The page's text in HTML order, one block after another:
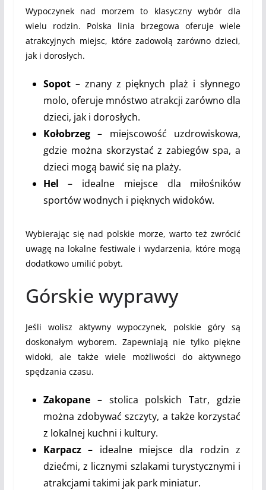
Wypoczynek nad morzem to klasyczny wybór dla
wielu rodzin. Polska linia brzegowa oferuje wiele
atrakcyjnych miejsc, które zadowolą zarówno dzieci,
jak i dorosłych.
Sopot– znany z pięknych plaż i słynnego
molo, oferuje mnóstwo atrakcji zarówno dla
dzieci, jak i dorosłych.
Kołobrzeg– miejscowość uzdrowiskowa,
gdzie można skorzystać z zabiegów spa, a
dzieci mogą bawić się na plaży.
Hel – idealne miejsce dla miłośników
sportów wodnych i pięknych widoków.
Wybierając się nad polskie morze, warto też zwrócić
uwagę na lokalne festiwale i wydarzenia, które mogą
dodatkowo umilić pobyt.
Górskie wyprawy
Jeśli wolisz aktywny wypoczynek, polskie góry są
doskonałym wyborem. Zapewniają nie tylko piękne
widoki, ale także wiele możliwości do aktywnego
spędzania czasu.
Zakopane– stolica polskich Tatr, gdzie
można zdobywać szczyty, a także korzystać
z lokalnej kuchni i kultury.
Karpacz– idealne miejsce dla rodzin z
dziećmi, z licznymi szlakami turystycznymi i
atrakcjami takimi jak park miniatur.